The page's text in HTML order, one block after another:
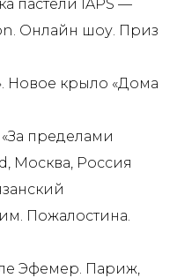
пастели IAPS —
Онлайн шоу. Приз
Новое крыло «Дома
пределами
Москва, Россия
Пожалостина.
Эфемер. Париж,